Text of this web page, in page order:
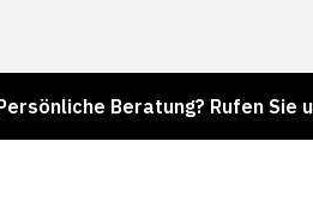
Beratung? Rufen Sie uns